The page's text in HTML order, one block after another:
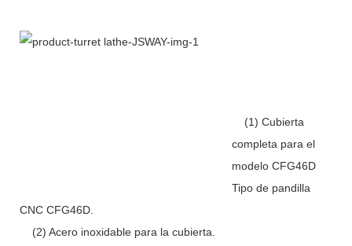
(1) Cubierta
completa para el
modelo CFG46D
Tipo de pandilla
CNC CFG46D.
(2) Acero inoxidable para la cubierta.